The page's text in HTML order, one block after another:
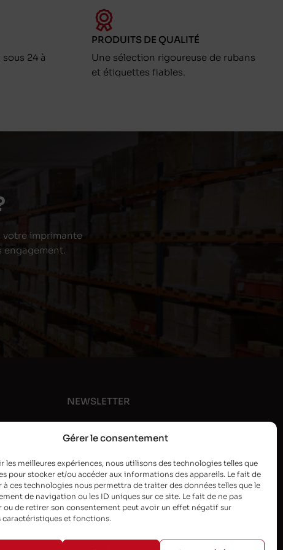
Gérer le consentement
les meilleures expériences, nous utilisons des technologies telles que
pour stocker et/ou accéder aux informations des appareils. Le fait de
à ces technologies nous permettra de traiter des données telles que le
de navigation ou les ID uniques sur ce site. Le fait de ne pas
ou de retirer son consentement peut avoir un effet négatif sur
caractéristiques et fonctions.
24 à
PRODUITS DE QUALITÉ
Une sélection rigoureuse de rubans
et étiquettes fiables.
votre imprimante
engagement.
NEWSLETTER